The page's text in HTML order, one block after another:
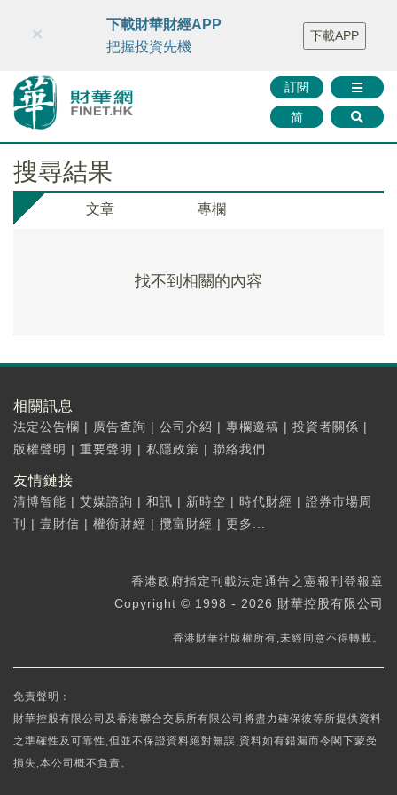
財華智庫網 FINTV FINMETA 財華證券 媒體矩陣
智庫沙龍
聯絡我們
訂閱
简
×
下載財華財經APP
把握投資先機
下載APP
搜尋結果
文章 專欄
找不到相關的內容
相關訊息
法定公告欄 | 廣告查詢 | 公司介紹 | 專欄邀稿 | 投資者關係 |
版權聲明 | 重要聲明 | 私隱政策 | 聯絡我們
友情鏈接
清博智能 | 艾媒諮詢 | 和訊 | 新時空 | 時代財經 | 證券市場周
刊
| 壹財信 | 權衡財經 | 攬富財經 | 更多...
香港政府指定刊載法定通告之憲報刊登報章
Copyright © 1998 - 2026 財華控股有限公司
香港財華社版權所有,未經同意不得轉載。
免責聲明：
財華控股有限公司及香港聯合交易所有限公司將盡力確保彼等所提供資料
之準確性及可靠性,但並不保證資料絕對無誤,資料如有錯漏而令閣下蒙受
損失,本公司概不負責。